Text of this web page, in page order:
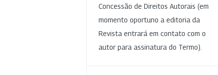
Concessão de Direitos Autorais (em
momento oportuno a editoria da
Revista entrará em contato com o
autor para assinatura do Termo).